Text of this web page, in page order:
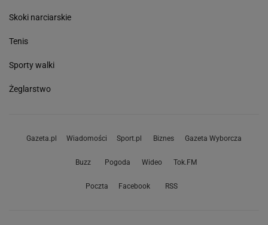
Skoki narciarskie
Tenis
Sporty walki
Żeglarstwo
Gazeta.pl Wiadomości Sport.pl Biznes Gazeta Wyborcza
Buzz Pogoda Wideo Tok.FM
Poczta Facebook RSS